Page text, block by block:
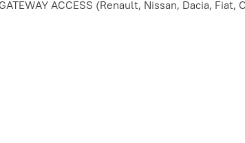
ACCESS (Renault, Nissan, Dacia, Fiat,